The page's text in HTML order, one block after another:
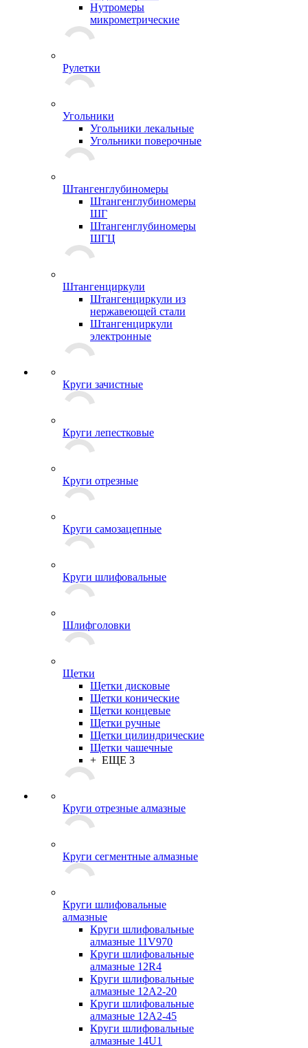
Нутромеры
микрометрические
Рулетки
Угольники
Угольники лекальные
Угольники поверочные
Штангенглубиномеры
Штангенглубиномеры
ШГ
Штангенглубиномеры
ШГЦ
Штангенциркули
Штангенциркули из
нержавеющей стали
Штангенциркули
электронные
Круги зачистные
Круги лепестковые
Круги отрезные
Круги самозацепные
Круги шлифовальные
Шлифголовки
Щетки
Щетки дисковые
Щетки конические
Щетки концевые
Щетки ручные
Щетки цилиндрические
Щетки чашечные
+ ЕЩЕ 3
Круги отрезные алмазные
Круги сегментные алмазные
Круги шлифовальные
алмазные
Круги шлифовальные
алмазные 11V970
Круги шлифовальные
алмазные 12R4
Круги шлифовальные
алмазные 12А2-20
Круги шлифовальные
алмазные 12А2-45
Круги шлифовальные
алмазные 14U1